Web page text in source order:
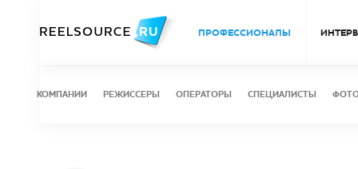
ПРОФЕССИОНАЛЫ
КОМПАНИИ РЕЖИССЕРЫ ОПЕРАТОРЫ СПЕЦИАЛИСТЫ